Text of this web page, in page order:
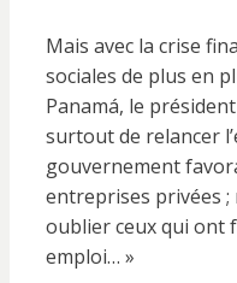
Mais avec la crise
sociales de plus en
Panamá, le
surtout de relancer
gouvernement
entreprises privées
oublier ceux qui ont
emploi… »